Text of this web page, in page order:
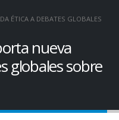
ÉTICA A DEBATES GLOBALES
nueva
globales sobre